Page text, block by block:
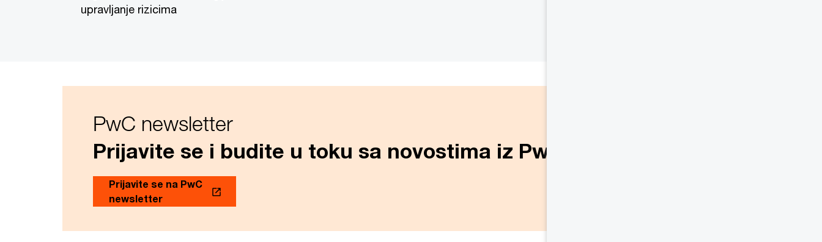
upravljanje rizicima
PwC newsletter
Prijavite se i budite u toku sa novostima iz PwC Srbija
Prijavite se na PwC
newsletter